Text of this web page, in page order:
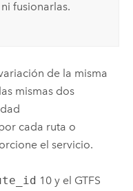
fusionarlas.
de la misma
mismas dos
cada ruta o
el servicio.
10 y el GTFS